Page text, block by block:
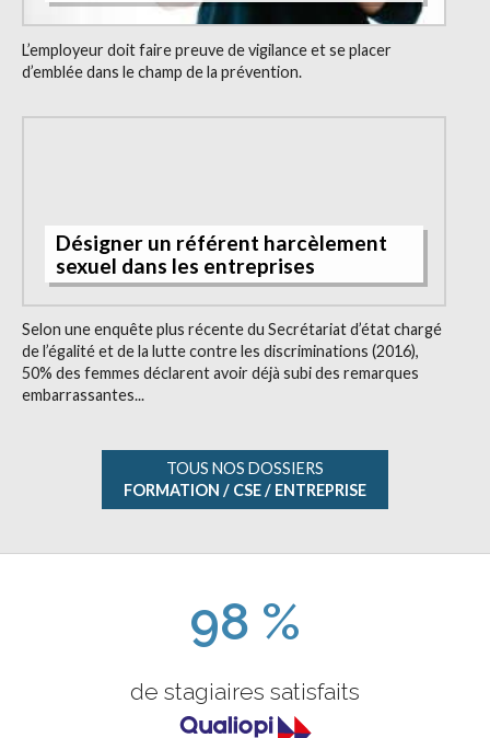
L’employeur doit faire preuve de vigilance et se placer
d’emblée dans le champ de la prévention.
Désigner un référent harcèlement
sexuel dans les entreprises
Selon une enquête plus récente du Secrétariat d’état chargé
de l’égalité et de la lutte contre les discriminations (2016),
50% des femmes déclarent avoir déjà subi des remarques
embarrassantes...
TOUS NOS DOSSIERS
FORMATION / CSE / ENTREPRISE
98 %
de stagiaires satisfaits